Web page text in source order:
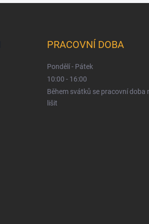
PRACOVNÍ DOBA
Pondělí - Pátek
10:00 - 16:00
Během svátků se pracovní doba
lišit